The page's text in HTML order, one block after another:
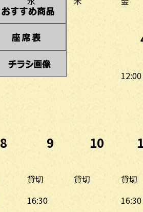
12:00
8 9
貸切
16:30
10
貸切
貸切
16:30